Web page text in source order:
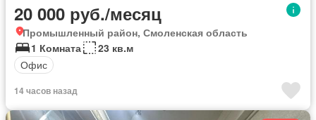
20 000 руб./месяц
Промышленный район, Смоленская область
1 Комната
23 кв.м
Офис
14 часов назад